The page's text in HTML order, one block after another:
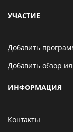
УЧАСТИЕ
Добавить
Добавить обзор
ИНФОРМАЦИЯ
Контакты